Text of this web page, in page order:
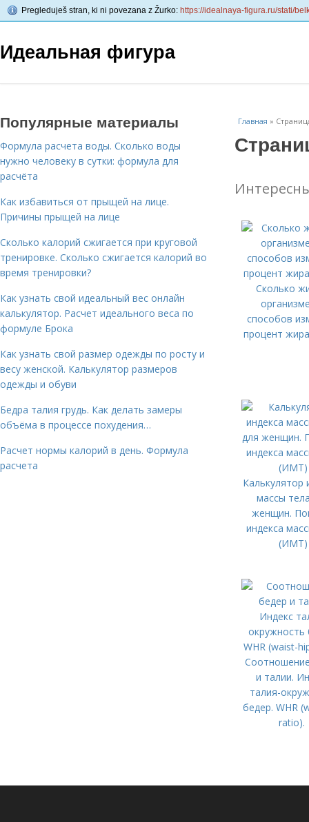
Pregleduješ stran, ki ni povezana z Žurko: https://idealnaya-figura.ru/stati/